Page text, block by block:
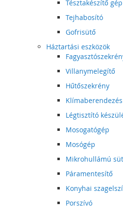
Tésztakészítő gép
Tejhabosító
Gofrisütő
Háztartási eszközök
Villanymelegítő
Hűtőszekrény
Klímaberendezés
Légtisztító
Mosogatógép
Mosógép
Mikrohullámú
Páramentesítő
Konyhai
Porszívó